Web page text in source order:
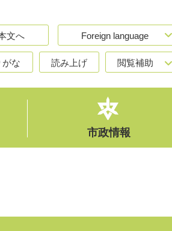
文へ Foreign language
がな 読み上げ 閲覧補助
市政情報